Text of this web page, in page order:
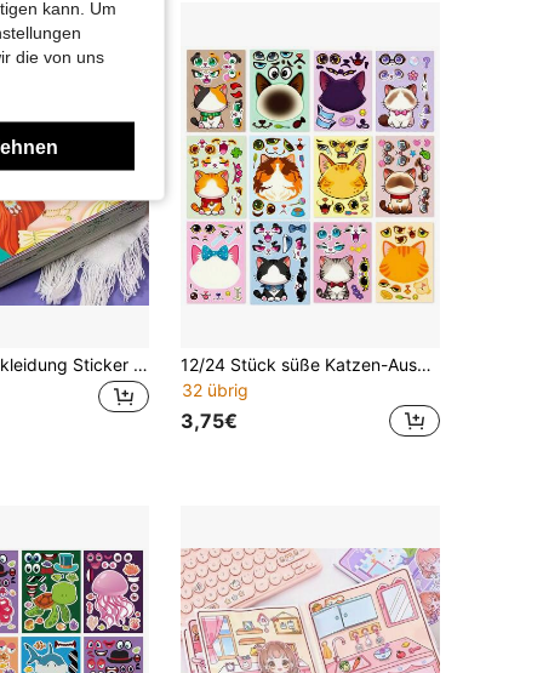
Prinzessin Verkleidung Sticker Spaß, Stickerbuch, Sticker Kunst, Kinder Handgemachtes DIY Aktivitätsbuch
12/24 Stück süße Katzen-Ausdrucks-Aufkleber, Puzzle-Aufkleber, mit denen verschiedene Katzen-Ausdrücke und Zustände erstellt werden können, handgemachte Spielaktivität, Geburtstagsparty-Zubehör, Kunstprojekt-Belohnungen, Feiertagsgeschenke, Geburtstagsdekoration, Schulanfang-Zubehör
32 übrig
3,75€
kann. Um
die von uns